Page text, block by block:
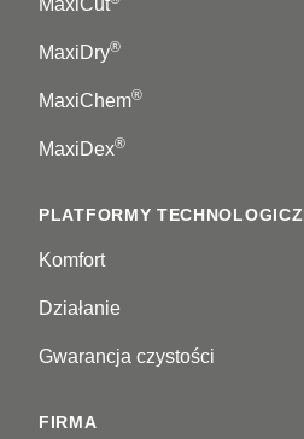
MaxiDry®
MaxiChem®
MaxiDex®
PLATFORMY
Komfort
Działanie
Gwarancja czystości
FIRMA